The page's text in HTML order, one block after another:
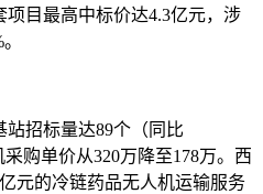
目最高中标价达4.3亿元，涉
站招标量达89个（同比
购单价从320万降至178万。西
元的冷链药品无人机运输服务